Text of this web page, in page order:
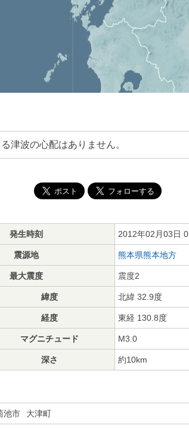
津波の心配はありません。
発生時刻 2012年02月03日
震源地 熊本県熊本地方
最大震度 震度2
緯度 北緯 32.9度
経度 東経 130.8度
マグニチュード M3.0
深さ 約10km
池市 大津町